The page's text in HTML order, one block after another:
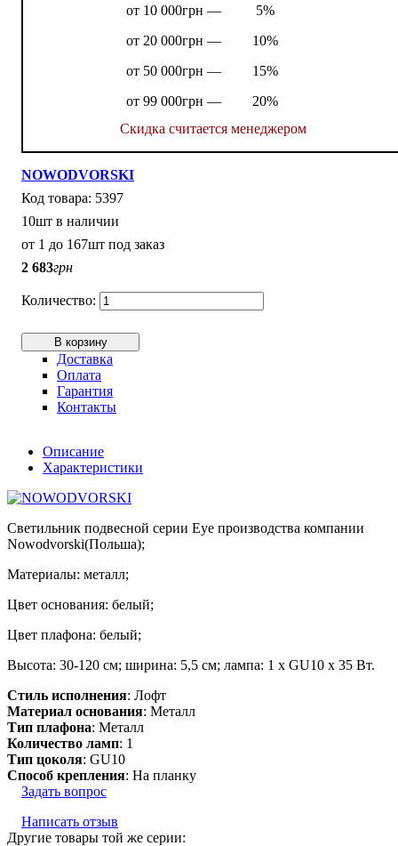
от 10 000грн —
5%
от 20 000грн —
10%
от 50 000грн —
15%
от 99 000грн —
20%
Скидка считается менеджером
NOWODVORSKI
5397
10шт в наличии
от 1 до 167шт под заказ
2 683грн
В корзину
Доставка
Оплата
Гарантия
Контакты
Описание
Характеристики
Светильник подвесной серии Eye производства компании
Nowodvorski(Польша);
Материалы: металл;
Цвет основания: белый;
Цвет плафона: белый;
Высота: 30-120 см; ширина: 5,5 см; лампа: 1 х GU10 х 35 Вт.
Стиль исполнения: Лофт
Материал основания: Металл
Тип плафона: Металл
Количество ламп: 1
Тип цоколя: GU10
Способ крепления: На планку
Задать вопрос
Написать отзыв
Другие товары той же серии: